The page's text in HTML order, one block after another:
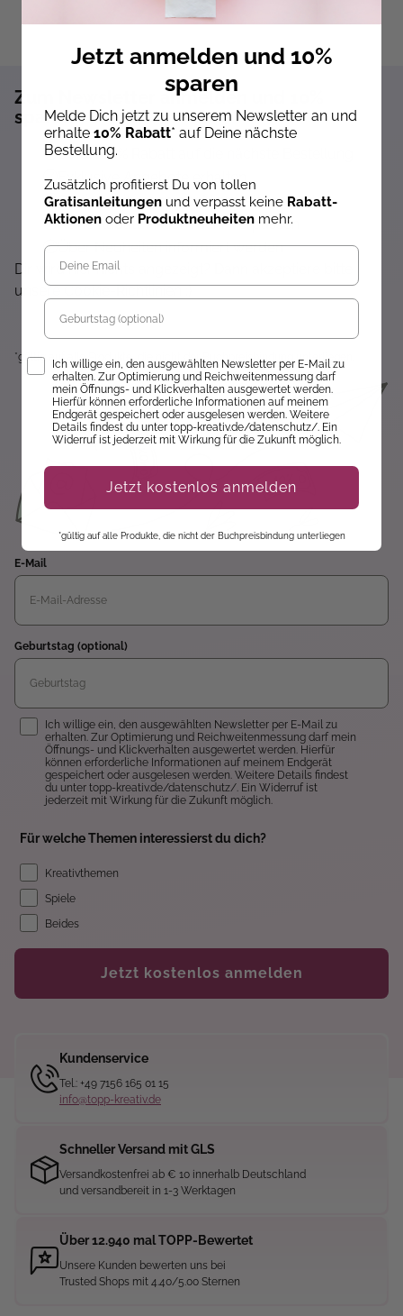
Zum Newsletter anmelden und 10%
sparen!*
Sofort 10% Rabatt auf die nächste Bestellung
Exklusive Angebote erhalten
Gratisanleitungen per Newsletter erhalten
Keine Rabatt-Aktion mehr verpassen
Über Neuheiten informiert werden
Dir wird hier nichts angezeigt? Dann akzeptiere bitte
unsere Cookie-Richtlinien :)
*gültig auf alle Produkte, die nicht der Buchpreisbindung unterliegen.
E-Mail
Geburtstag (optional)
Einwilligung
Ich willige ein, den ausgewählten Newsletter per E-Mail zu
erhalten. Zur Optimierung und Reichweitenmessung darf mein
Öffnungs- und Klickverhalten ausgewertet werden. Hierfür
können erforderliche Informationen auf meinem Endgerät
gespeichert oder ausgelesen werden. Weitere Details findest
du unter topp-kreativ.de/datenschutz/. Ein Widerruf ist
jederzeit mit Wirkung für die Zukunft möglich.
Für welche Themen interessierst du dich?
Kreativthemen
Spiele
Beides
Jetzt kostenlos anmelden
Kundenservice
Tel.: +49 7156 165 01 15
info@topp-kreativ.de
Schneller Versand mit GLS
Versandkostenfrei ab € 10 innerhalb Deutschland
und versandbereit in 1-3 Werktagen
Über 12.940 mal TOPP-Bewertet
Unsere Kunden bewerten uns bei
Trusted Shops mit 4.40/5.00 Sternen
Jetzt anmelden und 10%
sparen
Melde Dich jetzt zu unserem Newsletter an und
erhalte 10% Rabatt* auf Deine nächste
Bestellung.
Zusätzlich profitierst Du von tollen
Gratisanleitungen und verpasst keine Rabatt-
Aktionen oder Produktneuheiten mehr.
Geburtstag
Opt-InIch willige ein, den ausgewählten Newsletter per E-Mail zu
erhalten. Zur Optimierung und Reichweitenmessung darf
mein Öffnungs- und Klickverhalten ausgewertet werden.
Hierfür können erforderliche Informationen auf meinem
Endgerät gespeichert oder ausgelesen werden. Weitere
Details findest du unter topp-kreativ.de/datenschutz/. Ein
Widerruf ist jederzeit mit Wirkung für die Zukunft möglich.
Jetzt kostenlos anmelden
*gültig auf alle Produkte, die nicht der Buchpreisbindung unterliegen